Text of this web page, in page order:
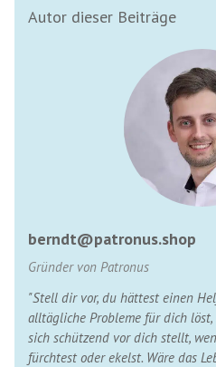
Autor dieser Beiträge
berndt@patronus.shop
Gründer von Patronus
"Stell dir vor, du hättest einen
alltägliche Probleme für dich
sich schützend vor dich stellt,
fürchtest oder ekelst. Wäre das